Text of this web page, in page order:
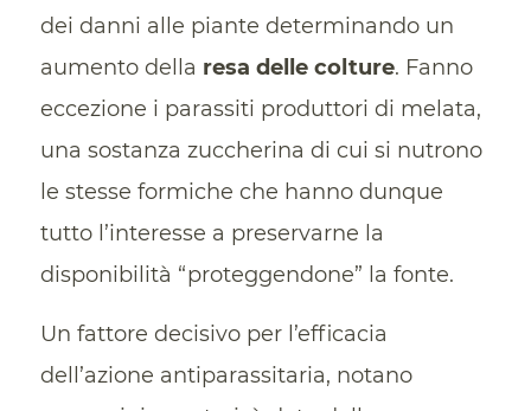
dei danni alle piante determinando un
aumento della resa delle colture. Fanno
eccezione i parassiti produttori di melata,
una sostanza zuccherina di cui si nutrono
le stesse formiche che hanno dunque
tutto l’interesse a preservarne la
disponibilità “proteggendone” la fonte.
Un fattore decisivo per l’efficacia
dell’azione antiparassitaria, notano